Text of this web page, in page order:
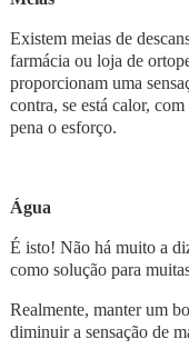
Existem meias de
farmácia ou loja de
proporcionam uma
contra, se está calor,
pena o esforço.
Água
É isto! Não há muito a
como solução para
Realmente, manter um
diminuir a sensação de